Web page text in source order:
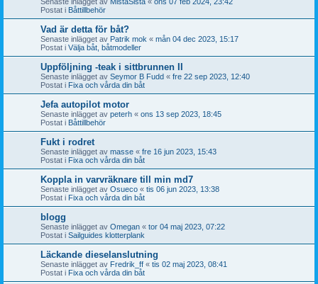
Postat i Båttillbehör
Vad är detta för båt?
Senaste inlägget av Patrik mok « mån 04 dec 2023, 15:17
Postat i Välja båt, båtmodeller
Uppföljning -teak i sittbrunnen II
Senaste inlägget av Seymor B Fudd « fre 22 sep 2023, 12:40
Postat i Fixa och vårda din båt
Jefa autopilot motor
Senaste inlägget av peterh « ons 13 sep 2023, 18:45
Postat i Båttillbehör
Fukt i rodret
Senaste inlägget av masse « fre 16 jun 2023, 15:43
Postat i Fixa och vårda din båt
Koppla in varvräknare till min md7
Senaste inlägget av Osueco « tis 06 jun 2023, 13:38
Postat i Fixa och vårda din båt
blogg
Senaste inlägget av Omegan « tor 04 maj 2023, 07:22
Postat i Sailguides klotterplank
Läckande dieselanslutning
Senaste inlägget av Fredrik_ff « tis 02 maj 2023, 08:41
Postat i Fixa och vårda din båt